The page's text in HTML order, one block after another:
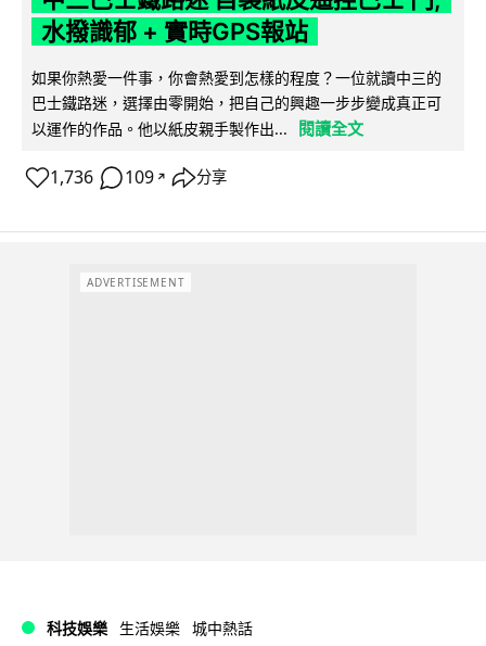
水撥識郁 + 實時GPS報站
如果你熱愛一件事，你會熱愛到怎樣的程度？一位就讀中三的
巴士鐵路迷，選擇由零開始，把自己的興趣一步步變成真正可
以運作的作品。他以紙皮親手製作出...
閱讀全文
1,736 109 ↗ 分享
ADVERTISEMENT
科技娛樂 生活娛樂 城中熱話